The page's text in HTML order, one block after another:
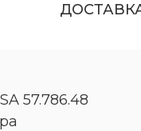
57.786.48